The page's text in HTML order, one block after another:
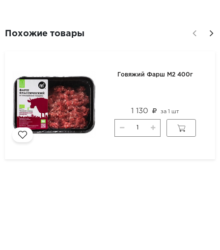
Похожие товары
Говяжий Фарш М2 400г
1 130 за1 шт